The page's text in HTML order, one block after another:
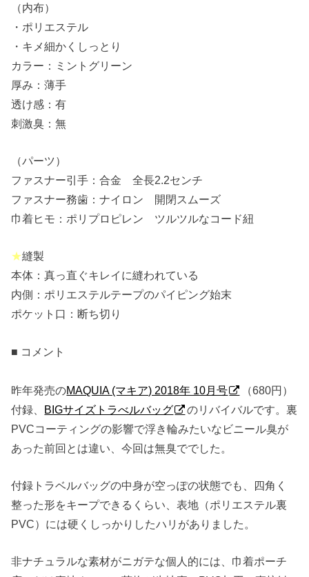
（内布）
・ポリエステル
・キメ細かくしっとり
カラー：ミントグリーン
厚み：薄手
透け感：有
刺激臭：無
（パーツ）
ファスナー引手：合金 全長2.2センチ
ファスナー務歯：ナイロン 開閉スムーズ
巾着ヒモ：ポリプロピレン ツルツルなコード紐
★縫製
本体：真っ直ぐキレイに縫われている
内側：ポリエステルテープのパイピング始末
ポケット口：断ち切り
■ コメント
昨年発売のMAQUIA (マキア) 2018年 10月号
（680円）
付録、 BIGサイズトラべルバッグ
のリバイバルです。裏
PVCコーティングの影響で浮き輪みたいなビニール臭が
あった前回とは違い、今回は無臭ででした。
付録トラベルバッグの中身が空っぽの状態でも、四角く
整った形をキープできるくらい、表地（ポリエステル裏
PVC）には硬くしっかりしたハリがありました。
非ナチュラルな素材がニガテな個人的には、巾着ポーチ